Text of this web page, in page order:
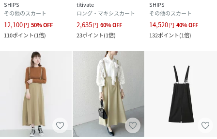
SHIPS
その他のスカート
12,100円 50%OFF
110ポイント(1倍)
titivate
ロング・マキシスカート
2,635円 60%OFF
23ポイント(1倍)
SHIPS
その他のスカート
14,520円 40%OFF
132ポイント(1倍)